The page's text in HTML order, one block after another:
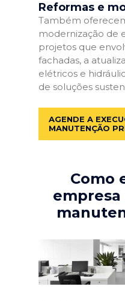
Reformas e
Também
modernização de
projetos que
fachadas, a
elétricos e
de soluções
AGENDE A
MANUTENÇÃO
Como
empresa